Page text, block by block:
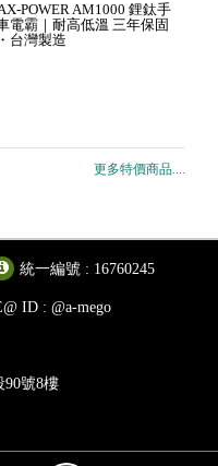
POWER AM1000 鋰鈦手
電霸｜耐高低溫 三年保固
台灣製造
更多特價商品....
統一編號 : 16760245
ID : @a-mego
號8樓